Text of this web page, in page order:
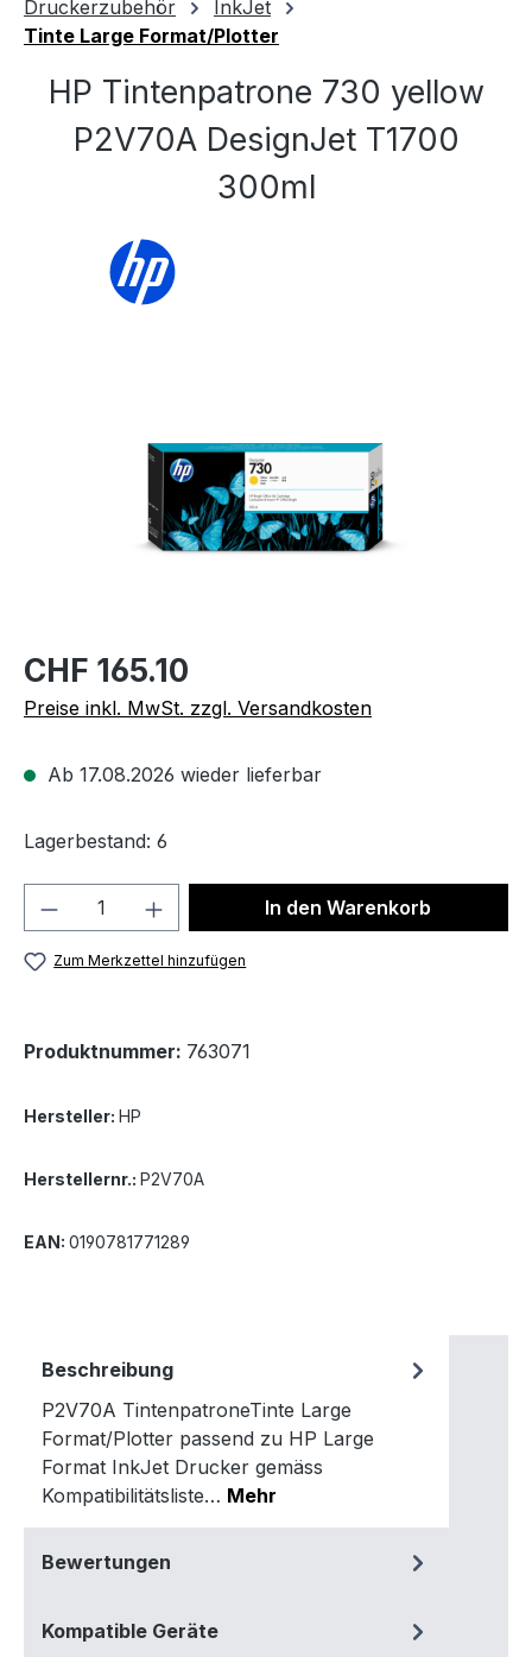
Druckerzubehör
InkJet
Tinte Large Format/Plotter
HP Tintenpatrone 730 yellow
P2V70A DesignJet T1700
300ml
CHF 165.10
Preise inkl. MwSt. zzgl. Versandkosten
Ab 17.08.2026 wieder lieferbar
Lagerbestand: 6
Produkt Anzahl: Gib denIn den Warenkorb
Zum Merkzettel hinzufügen
Produktnummer: 763071
Hersteller: HP
Herstellernr.: P2V70A
EAN: 0190781771289
Beschreibung
P2V70A TintenpatroneTinte Large
Format/Plotter passend zu HP Large
Format InkJet Drucker gemäss
Kompatibilitätsliste… Mehr
Bewertungen
Kompatible Geräte